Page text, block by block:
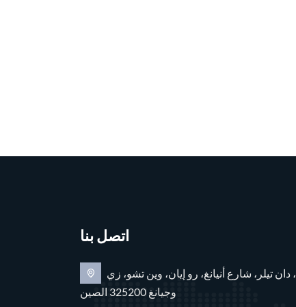
اتصل بنا
رقم 102، الوحدة 1، المبنى 13، دان تيلر، شارع أنيانغ، رو إيان، وين تشو، زي
وجيانغ 325200 الصين